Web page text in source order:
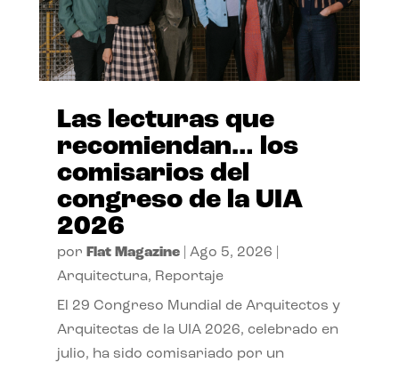
Las lecturas que
recomiendan… los
comisarios del
congreso de la UIA
2026
por Flat Magazine| Ago 5, 2026
Arquitectura, Reportaje
El 29 Congreso Mundial de Arquitectos y
Arquitectas de la UIA 2026, celebrado en
julio, ha sido comisariado por un